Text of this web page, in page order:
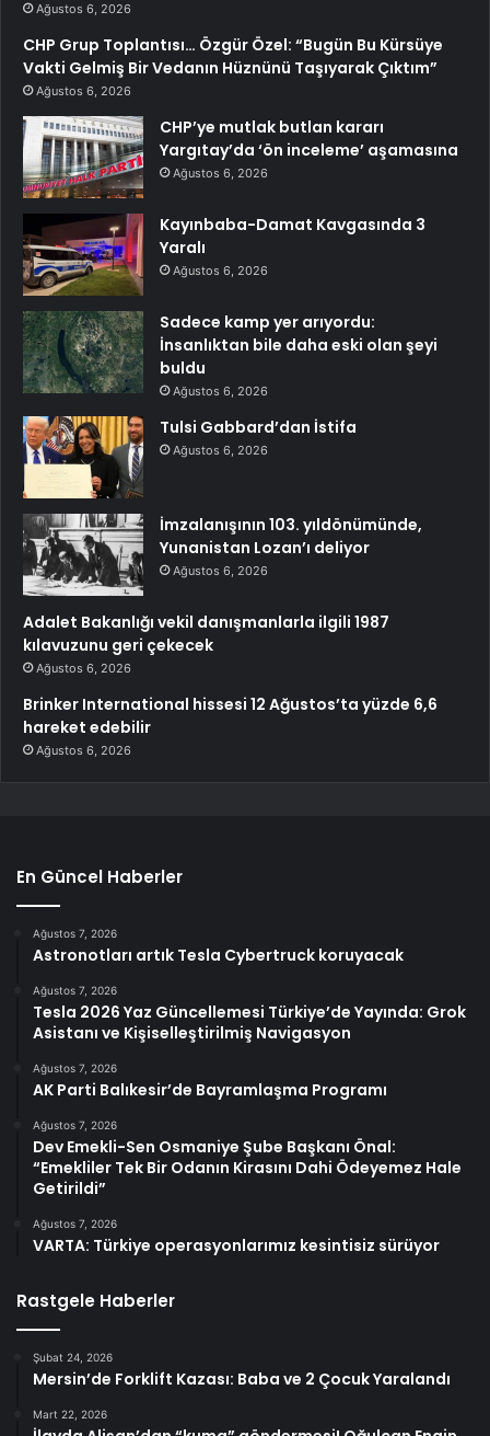
Ağustos 6, 2026
CHP Grup Toplantısı… Özgür Özel: “Bugün Bu Kürsüye
Vakti Gelmiş Bir Vedanın Hüznünü Taşıyarak Çıktım”
Ağustos 6, 2026
CHP’ye mutlak butlan kararı
Yargıtay’da ‘ön inceleme’ aşamasına
Ağustos 6, 2026
Kayınbaba-Damat Kavgasında 3
Yaralı
Ağustos 6, 2026
Sadece kamp yer arıyordu:
İnsanlıktan bile daha eski olan şeyi
buldu
Ağustos 6, 2026
Tulsi Gabbard’dan İstifa
Ağustos 6, 2026
İmzalanışının 103. yıldönümünde,
Yunanistan Lozan’ı deliyor
Ağustos 6, 2026
Adalet Bakanlığı vekil danışmanlarla ilgili 1987
kılavuzunu geri çekecek
Ağustos 6, 2026
Brinker International hissesi 12 Ağustos’ta yüzde 6,6
hareket edebilir
Ağustos 6, 2026
En Güncel Haberler
Ağustos 7, 2026
Astronotları artık Tesla Cybertruck koruyacak
Ağustos 7, 2026
Tesla 2026 Yaz Güncellemesi Türkiye’de Yayında: Grok
Asistanı ve Kişiselleştirilmiş Navigasyon
Ağustos 7, 2026
AK Parti Balıkesir’de Bayramlaşma Programı
Ağustos 7, 2026
Dev Emekli-Sen Osmaniye Şube Başkanı Önal:
“Emekliler Tek Bir Odanın Kirasını Dahi Ödeyemez Hale
Getirildi”
Ağustos 7, 2026
VARTA: Türkiye operasyonlarımız kesintisiz sürüyor
Rastgele Haberler
Şubat 24, 2026
Mersin’de Forklift Kazası: Baba ve 2 Çocuk Yaralandı
Mart 22, 2026